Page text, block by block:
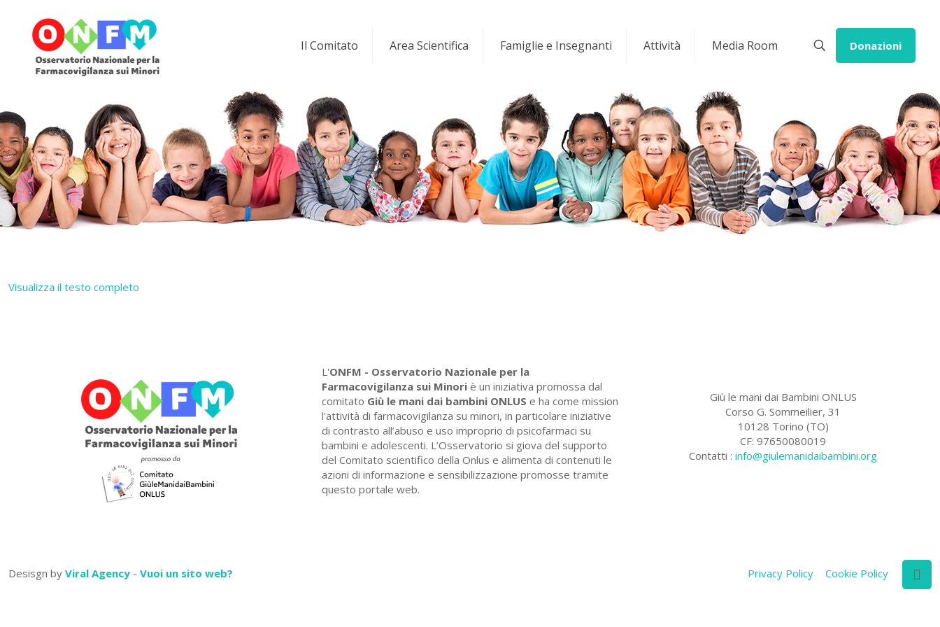
Il Comitato Area Scientifica Famiglie e Insegnanti Attività Media Room Donazioni
Visualizza il testo completo
L'ONFM - Osservatorio Nazionale per la
Farmacovigilanza sui Minori è un iniziativa promossa dal
comitato Giù le mani dai bambini ONLUS e ha come mission
l'attività di farmacovigilanza su minori, in particolare iniziative
di contrasto all’abuso e uso improprio di psicofarmaci su
bambini e adolescenti. L’Osservatorio si giova del supporto
del Comitato scientifico della Onlus e alimenta di contenuti le
azioni di informazione e sensibilizzazione promosse tramite
questo portale web.
Giù le mani dai Bambini ONLUS
Corso G. Sommeilier, 31
10128 Torino (TO)
CF: 97650080019
Contatti :info@giulemanidaibambini.org
Desisgn by Viral Agency - Vuoi un sito web? Privacy Policy Cookie Policy